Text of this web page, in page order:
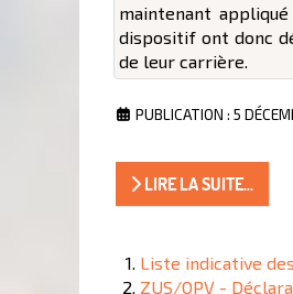
maintenant
dispositif ont donc
de leur carrière.
PUBLICATION : 5
LIRE LA SUITE...
Liste indicative
ZUS/QPV -